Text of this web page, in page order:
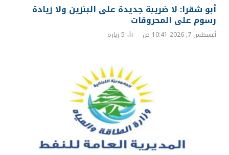
أبو شقرا: لا ضريبة جديدة على البنزين ولا زيادة
رسوم على المحروقات
أغسطس 7, 2026 10:41 ص 5 زيارة